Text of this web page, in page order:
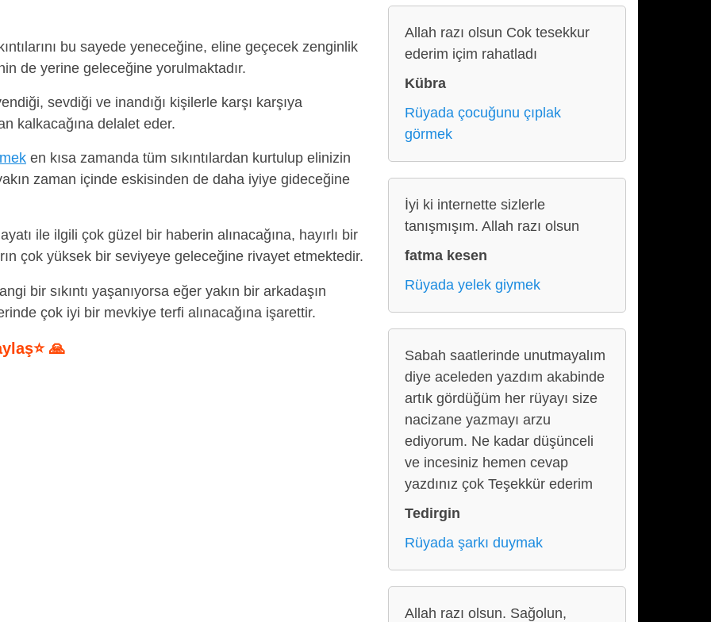
bu sayede yeneceğine, eline geçecek zenginlik
de yerine geleceğine yorulmaktadır.
sevdiği ve inandığı kişilerle karşı karşıya
kalkacağına delalet eder.
en kısa zamanda tüm sıkıntılardan kurtulup elinizin
zaman içinde eskisinden de daha iyiye gideceğine
ile ilgili çok güzel bir haberin alınacağına, hayırlı bir
çok yüksek bir seviyeye geleceğine rivayet etmektedir.
bir sıkıntı yaşanıyorsa eğer yakın bir arkadaşın
çok iyi bir mevkiye terfi alınacağına işarettir.
🙏
Allah razı olsun Cok tesekkur
ederim içim rahatladı
Kübra
Rüyada çocuğunu çıplak
görmek
İyi ki internette sizlerle
tanışmışım. Allah razı olsun
fatma kesen
Rüyada yelek giymek
Sabah saatlerinde unutmayalım
diye aceleden yazdım akabinde
artık gördüğüm her rüyayı size
nacizane yazmayı arzu
ediyorum. Ne kadar düşünceli
ve incesiniz hemen cevap
yazdınız çok Teşekkür ederim
Tedirgin
Rüyada şarkı duymak
Allah razı olsun. Sağolun,